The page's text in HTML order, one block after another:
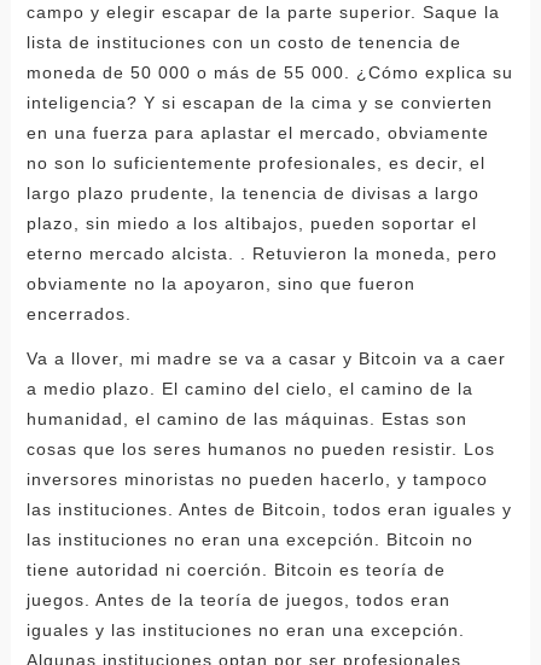
campo y elegir escapar de la parte superior. Saque la
lista de instituciones con un costo de tenencia de
moneda de 50 000 o más de 55 000. ¿Cómo explica su
inteligencia? Y si escapan de la cima y se convierten
en una fuerza para aplastar el mercado, obviamente
no son lo suficientemente profesionales, es decir, el
largo plazo prudente, la tenencia de divisas a largo
plazo, sin miedo a los altibajos, pueden soportar el
eterno mercado alcista. . Retuvieron la moneda, pero
obviamente no la apoyaron, sino que fueron
encerrados.
Va a llover, mi madre se va a casar y Bitcoin va a caer
a medio plazo. El camino del cielo, el camino de la
humanidad, el camino de las máquinas. Estas son
cosas que los seres humanos no pueden resistir. Los
inversores minoristas no pueden hacerlo, y tampoco
las instituciones. Antes de Bitcoin, todos eran iguales y
las instituciones no eran una excepción. Bitcoin no
tiene autoridad ni coerción. Bitcoin es teoría de
juegos. Antes de la teoría de juegos, todos eran
iguales y las instituciones no eran una excepción.
Algunas instituciones optan por ser profesionales